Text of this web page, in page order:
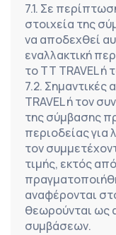
7.1. Σε
στοιχεία της
να αποδεχθεί
εναλλακτική
το TT TRAVEL ή
7.2. Σημαντικές
TRAVEL ή τον
της σύμβασης
περιοδείας
τον
τιμής, εκτός
αναφέρονται
θεωρούνται ως
συμβάσεων.